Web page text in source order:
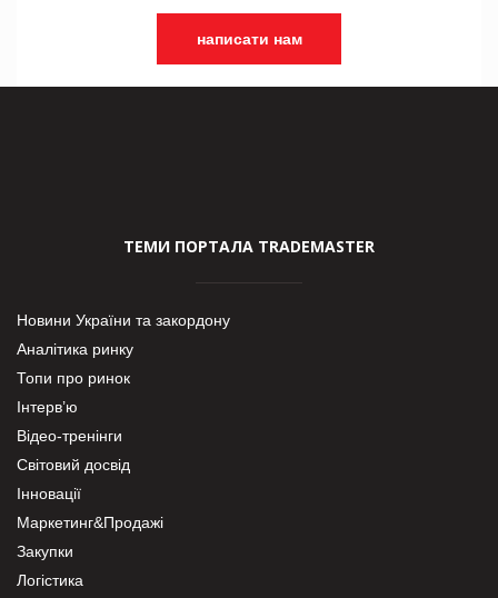
написати нам
ТЕМИ ПОРТАЛА TRADEMASTER
Новини України та закордону
Аналітика ринку
Топи про ринок
Інтерв’ю
Відео-тренінги
Світовий досвід
Інновації
Маркетинг&Продажі
Закупки
Логістика